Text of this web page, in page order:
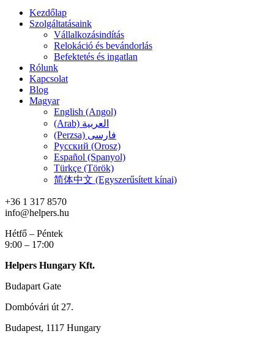
Kezdőlap
Szolgáltatásaink
Vállalkozásindítás
Relokáció és bevándorlás
Befektetés és ingatlan
Rólunk
Kapcsolat
Blog
Magyar
English (Angol)
(Arab) العربية
(Perzsa) فارسی
Русский (Orosz)
Español (Spanyol)
Türkçe (Török)
简体中文 (Egyszerűsített kínai)
+36 1 317 8570
info@helpers.hu
Hétfő – Péntek
9:00 – 17:00
Helpers Hungary Kft.
Budapart Gate
Dombóvári út 27.
Budapest, 1117 Hungary